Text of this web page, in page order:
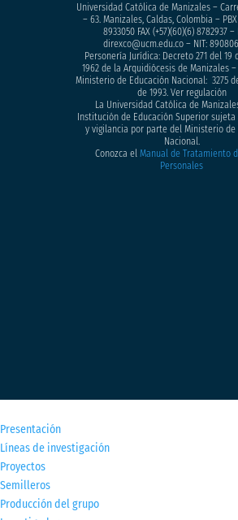
Universidad Católica de Manizales –
– 63. Manizales, Caldas, Colombia – PBX
8933050FAX (+57)(60)(6) 8782937 –
direxco@ucm.edu.co – NIT:
Personería Jurídica: Decreto 271 del 19
1962 de la Arquidiócesis de Manizales
Ministerio de Educación Nacional: 3275
de 1993. Ver regulación
La Universidad Católica de
Institución de Educación Superior
y vigilancia por parte del Ministerio de
Nacional.
Conozca elManual de Tratamiento
Personales
Presentación
Líneas de investigación
Proyectos
Semilleros
Producción del grupo